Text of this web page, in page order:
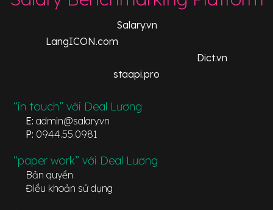
Salary.vn
LangICON.com
Dict.vn
staapi.pro
“in touch” với Deal Lương
E: admin@salary.vn
P: 0944.55.0981
“paper work” với Deal Lương
Bản quyền
Điều khoản sử dụng